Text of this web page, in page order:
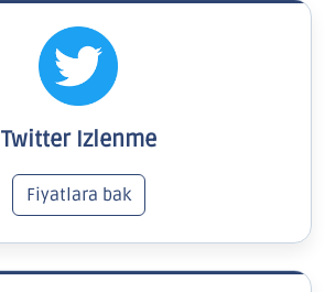
Twitter Izlenme
Fiyatlara bak